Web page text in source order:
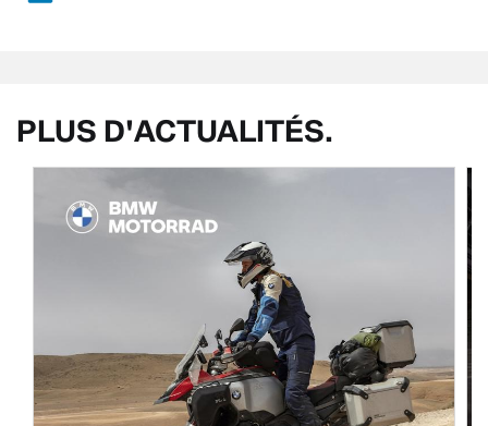
PLUS D'ACTUALITÉS.